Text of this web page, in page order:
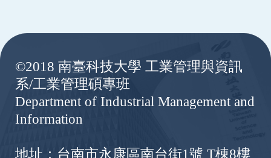
©2018 南臺科技大學 工業管理與資訊
系/工業管理碩專班
Department of Industrial Management and
Information
地址：台南市永康區南台街1號 T棟8樓